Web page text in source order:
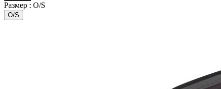
Размер : O/S
O/S